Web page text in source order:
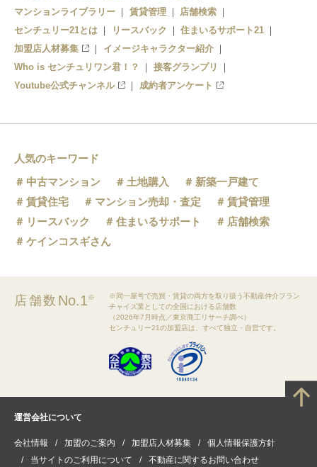
マンションライブラリー
賃貸管理
店舗検索
センチュリー21とは
リースバック
住まいるサポート21
加盟店人材募集
イメージキャラクター紹介
Who is センチュリワン君！？
接客グランプリ
Youtube公式チャンネル
成約者アンケート
人気のキーワード
中古マンション
土地購入
新築一戸建て
賃貸住宅
マンション売却・査定
賃貸管理
リースバック
住まいるサポート
店舗検索
ケインコスギさん
店舗数 No.1※
※同一屋号で売買・賃貸の両方を取り扱う不動産仲介フラン
チャイズ業としての全国における店舗数
（2026年7月時点／東京商工リサーチ調べ）
センチュリー21の加盟店は、すべて独立・自営です。
運営会社について
会社情報 加盟のご案内 加盟店人材募集
個人情報保護方針
当サイトのご利用について
不動産に関するお問い合わせ